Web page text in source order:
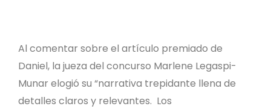
Al comentar sobre el artículo premiado de
Daniel, la jueza del concurso Marlene Legaspi-
Munar elogió su “narrativa trepidante llena de
detalles claros y relevantes. Los